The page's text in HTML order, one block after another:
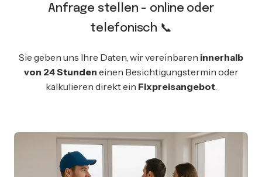
Anfrage stellen - online oder
telefonisch 📞
Sie geben uns Ihre Daten, wir vereinbaren innerhalb
von 24 Stunden einen Besichtigungstermin oder
kalkulieren direkt ein Fixpreisangebot.